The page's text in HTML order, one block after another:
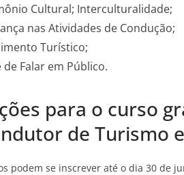
Cultural; Interculturalidade;
nas Atividades de Condução;
Turístico;
de Falar em Público.
para o curso
de Turismo
podem se inscrever até o dia 30 de